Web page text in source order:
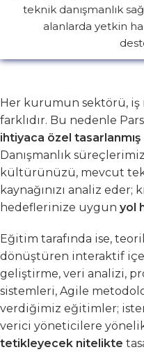
teknik danışmanlık
alanlarda yetkin
Her kurumun sektörü,
farklıdır. Bu nedenle
ihtiyaca özel
Danışmanlık
kültürünüzü, mevcut
kaynağınızı analiz eder;
hedeflerinize uygun yol
Eğitim tarafında ise,
dönüştüren interaktif
geliştirme, veri analizi,
sistemleri, Agile
verdiğimiz eğitimler;
verici yöneticilere
tetikleyecek nitelikte